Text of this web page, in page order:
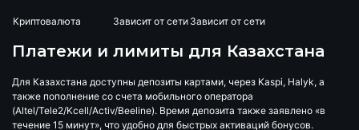
Криптовалюта Зависит от сети Зависит от сети
Платежи и лимиты для Казахстана
Для Казахстана доступны депозиты картами, через Kaspi, Halyk, а
также пополнение со счета мобильного оператора
(Altel/Tele2/Kcell/Activ/Beeline). Время депозита также заявлено «в
течение 15 минут», что удобно для быстрых активаций бонусов.